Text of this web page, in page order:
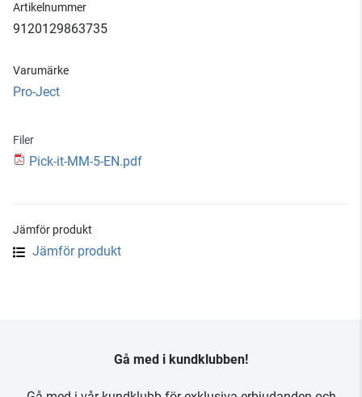
Artikelnummer
9120129863735
Varumärke
Pro-Ject
Filer
Pick-it-MM-5-EN.pdf
Jämför produkt
Jämför produkt
Gå med i kundklubben!